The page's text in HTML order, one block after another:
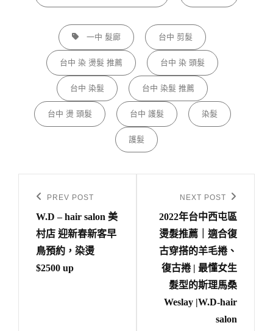
TAGS,
一中 髮廊 台中 剪髮
台中 染 燙髮 推薦 台中 染 頭髮
台中 染髮 台中 染髮 推薦
台中 燙 頭髮 台中 護髮 染髮
護髮
Previous
Post
PREV POST
W.D – hair salon 美
村店 迎新春新客早
鳥預約，染燙
$2500 up
Post
NEXT POST
2022年台中西屯區
燙髮推薦｜適合復
古穿搭的羊毛捲、
復古捲 | 最懂女生
髮型的斯理馬桑
Weslay |W.D-hair
salon